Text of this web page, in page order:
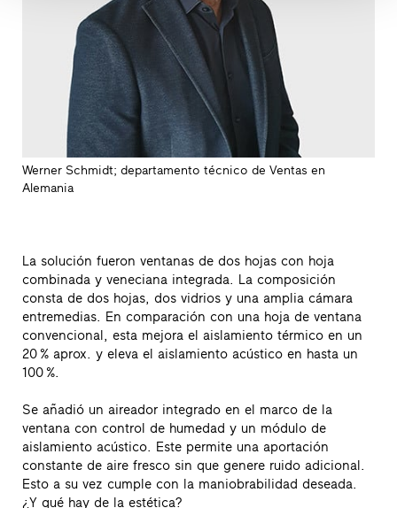
Werner Schmidt; departamento técnico de Ventas en
Alemania
La solución fueron ventanas de dos hojas con hoja
combinada y veneciana integrada. La composición
consta de dos hojas, dos vidrios y una amplia cámara
entremedias. En comparación con una hoja de ventana
convencional, esta mejora el aislamiento térmico en un
20 % aprox. y eleva el aislamiento acústico en hasta un
100 %.
Se añadió un aireador integrado en el marco de la
ventana con control de humedad y un módulo de
aislamiento acústico. Este permite una aportación
constante de aire fresco sin que genere ruido adicional.
Esto a su vez cumple con la maniobrabilidad deseada.
¿Y qué hay de la estética?